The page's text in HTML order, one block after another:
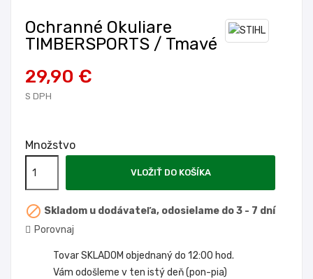
Ochranné Okuliare
TIMBERSPORTS / Tmavé
29,90 €
S DPH
Množstvo
VLOŽIŤ DO KOŠÍKA
 Skladom u dodávateľa, odosielame do 3 - 7 dní
Porovnaj
Tovar SKLADOM objednaný do 12:00 hod.
Vám odošleme v ten istý deň (pon-pia)